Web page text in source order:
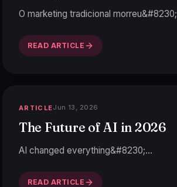
O marketing tradicional morreu&#8230;
READ ARTICLE
ARTICLEJun 13, 2026
The Future of AI in 2026
AI changed everything&#8230;…
READ ARTICLE